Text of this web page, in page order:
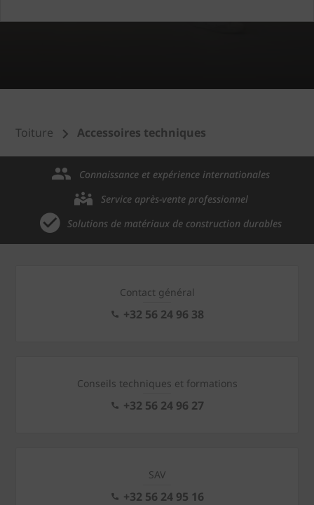
Toiture Accessoires techniques
Connaissance et expérience internationales
Service après-vente professionnel
Solutions de matériaux de construction durables
Contact général
+32 56 24 96 38
Conseils techniques et formations
+32 56 24 96 27
SAV
+32 56 24 95 16